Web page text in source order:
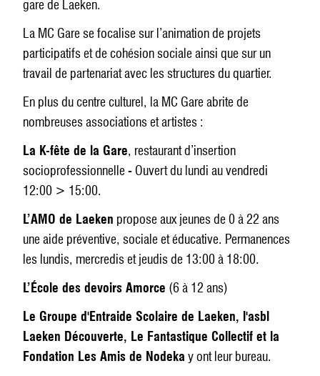
gare de Laeken.
La MC Gare se focalise sur l’animation de projets
participatifs et de cohésion sociale ainsi que sur un
travail de partenariat avec les structures du quartier.
En plus du centre culturel, la MC Gare abrite de
nombreuses associations et artistes :
La K-fête de la Gare, restaurant d’insertion
socioprofessionnelle - Ouvert du lundi au vendredi
12:00 > 15:00.
L’AMO de Laeken propose aux jeunes de 0 à 22 ans
une aide préventive, sociale et éducative. Permanences
les lundis, mercredis et jeudis de 13:00 à 18:00.
L’École des devoirs Amorce (6 à 12 ans)
Le Groupe d'Entraide Scolaire de Laeken, l'asbl
Laeken Découverte, Le Fantastique Collectif et la
Fondation Les Amis de Nodeka y ont leur bureau.